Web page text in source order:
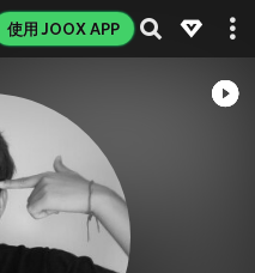
使用 JOOX APP